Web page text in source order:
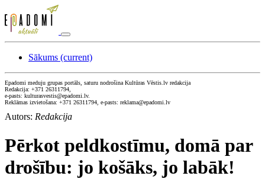
Sākums (current)
Epadomi meduju grupas portāls, saturu nodrošina Kultūras Vēstis.lv redakcija
Redakcija: +371 26311794,
e-pasts: kulturasvestis@epadomi.lv.
Reklāmas izvietošana: +371 26311794, e-pasts: reklama@epadomi.lv
Autors: Redakcija
Pērkot peldkostīmu, domā par
drošību: jo košāks, jo labāk!